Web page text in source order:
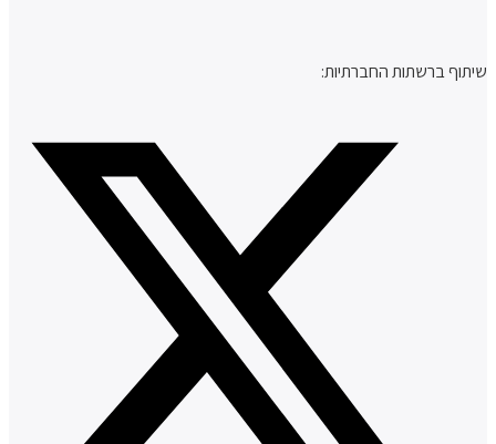
שיתוף ברשתות החברתיות: